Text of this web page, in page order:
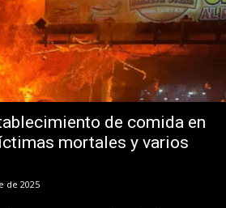
de comida en
mortales y varios
de 2025